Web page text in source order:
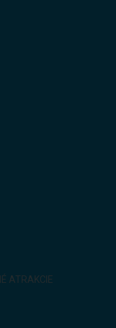
ATRAKCIE